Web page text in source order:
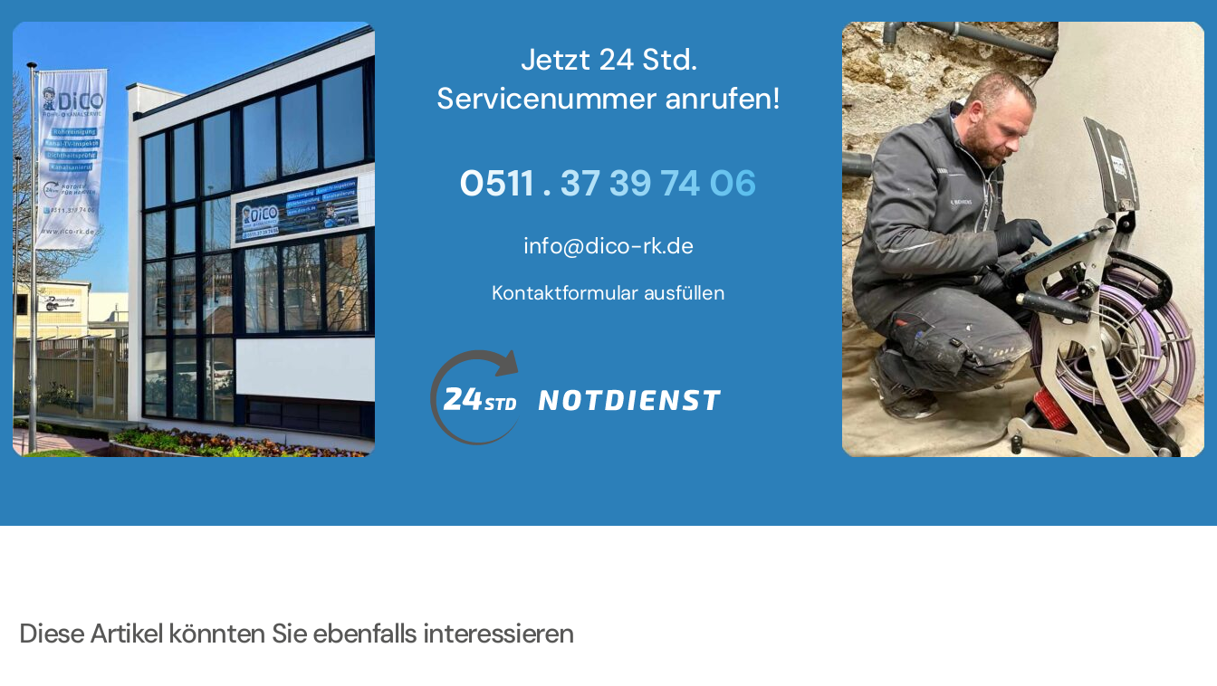
Jetzt 24 Std.
Servicenummer anrufen!
0511 . 37 39 74 06
info@dico-rk.de
Kontaktformular ausfüllen
Diese Artikel könnten Sie ebenfalls interessieren